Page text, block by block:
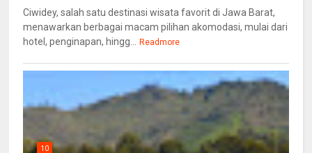
Ciwidey, salah satu destinasi wisata favorit di Jawa Barat,
menawarkan berbagai macam pilihan akomodasi, mulai dari
hotel, penginapan, hingg...
Readmore
10